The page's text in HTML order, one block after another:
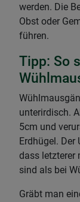
werden. Die
Obst oder
führen.
Tipp: So
unterirdisch.
5cm und
Erdhügel.
dass letzterer
sind als bei
Gräbt man